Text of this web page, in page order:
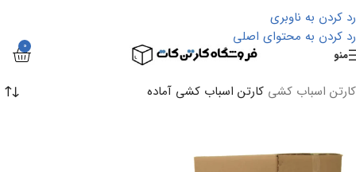
رد کردن به ناوبری
رد کردن به محتوای اصلی
منو
0
کارتن اسباب کشی کارتن اسباب کشی آماده